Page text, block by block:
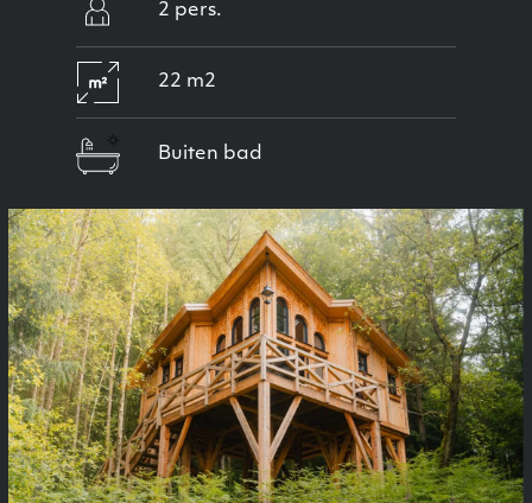
2 pers.
22 m2
Buiten bad
Previous Next